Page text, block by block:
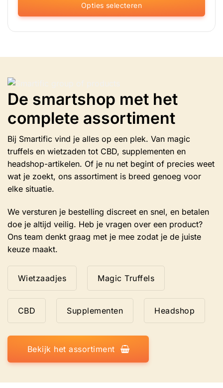
Opties selecteren
Dit
product
kan
gekozen
worden
op
de
productpagina
De smartshop met het
complete assortiment
Bij Smartific vind je alles op een plek. Van magic
truffels en wietzaden tot CBD, supplementen en
headshop-artikelen. Of je nu net begint of precies weet
wat je zoekt, ons assortiment is breed genoeg voor
elke situatie.
We versturen je bestelling discreet en snel, en betalen
doe je altijd veilig. Heb je vragen over een product?
Ons team denkt graag met je mee zodat je de juiste
keuze maakt.
Wietzaadjes Magic Truffels
CBD Supplementen Headshop
Bekijk het assortiment